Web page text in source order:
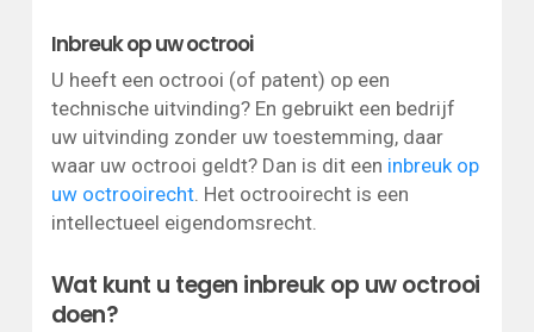
Inbreuk op uw octrooi
U heeft een octrooi (of patent) op een
technische uitvinding? En gebruikt een bedrijf
uw uitvinding zonder uw toestemming, daar
waar uw octrooi geldt? Dan is dit een inbreuk op
uw octrooirecht. Het octrooirecht is een
intellectueel eigendomsrecht.
Wat kunt u tegen inbreuk op uw octrooi
doen?